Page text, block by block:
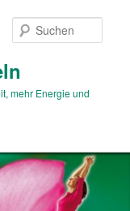
mehr Energie und